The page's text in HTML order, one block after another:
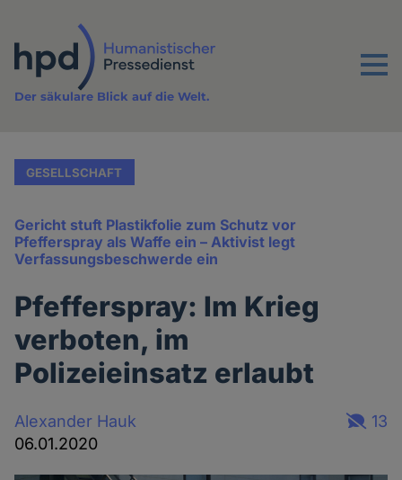
Inhalt
Menu
Der säkulare Blick auf die Welt.
GESELLSCHAFT
Gericht stuft Plastikfolie zum Schutz vor
Pfefferspray als Waffe ein – Aktivist legt
Verfassungsbeschwerde ein
Pfefferspray: Im Krieg
verboten, im
Polizeieinsatz erlaubt
Alexander Hauk
06.01.2020
13